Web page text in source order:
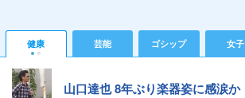
健康 芸能 ゴシップ 女子
山口達也 8年ぶり楽器姿に感涙か